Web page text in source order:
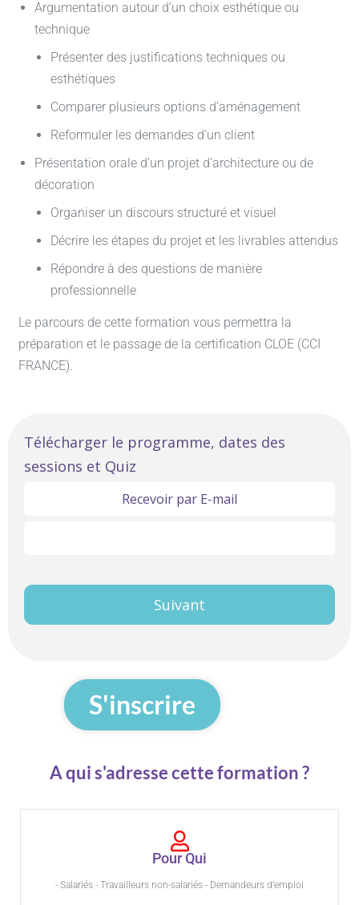
Argumentation autour d’un choix esthétique ou
technique
Présenter des justifications techniques ou
esthétiques
Comparer plusieurs options d’aménagement
Reformuler les demandes d’un client
Présentation orale d’un projet d’architecture ou de
décoration
Organiser un discours structuré et visuel
Décrire les étapes du projet et les livrables attendus
Répondre à des questions de manière
professionnelle
Le parcours de cette formation vous permettra la
préparation et le passage de la certification CLOE (CCI
FRANCE).
Linguistique
Anglais
Premier
Télécharger le programme, dates des
sessions et Quiz
Recevoir par E-mail
Suivant
S'inscrire
A qui s'adresse cette formation ?
Pour Qui
- Salariés - Travailleurs non-salariés - Demandeurs d'emploi